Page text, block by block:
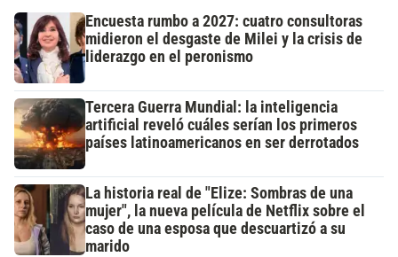
Encuesta rumbo a 2027: cuatro consultoras
midieron el desgaste de Milei y la crisis de
liderazgo en el peronismo
Tercera Guerra Mundial: la inteligencia
artificial reveló cuáles serían los primeros
países latinoamericanos en ser derrotados
La historia real de "Elize: Sombras de una
mujer", la nueva película de Netflix sobre el
caso de una esposa que descuartizó a su
marido